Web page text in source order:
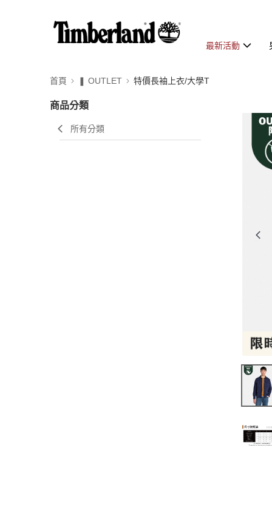
最新活動
首頁 ❚ OUTLET 特價長袖上衣/大學T
商品分類
所有分類